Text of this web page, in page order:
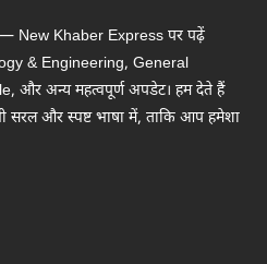
— New Khaber Express पर पढ़ें
& Engineering, General
और अन्य महत्वपूर्ण अपडेट। हम देते हैं
सरल और स्पष्ट भाषा में, ताकि आप हमेशा